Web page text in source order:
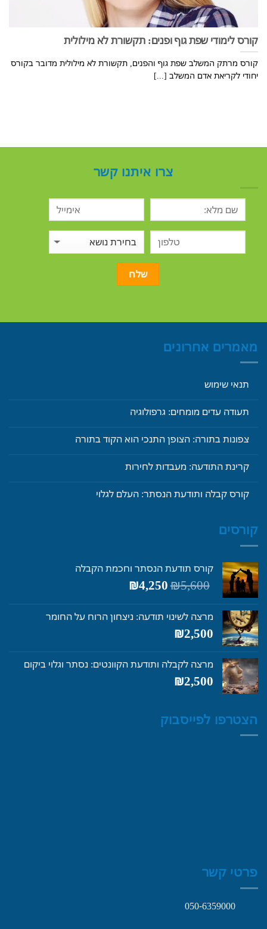
קורס לימודי שפת גוף ופנים: תקשורת לא מילולית
קורס מרתק המשלב שפת גוף והפנים, תקשורת לא מילולית מדובר בקורס
יחודי לקריאת אדם המשלב [...]
צרו איתנו קשר
מאמרים אחרונים
תנאי שימוש
תעודה עדים מומחים: גרפולוגיה
צפונות בתורה: הצופן התנכי הוא הקוד בתורה
קרינת התודעה: מעבדות לחירות
קורס קבלה ותודעת הנסתר: העלם לגלוי
קורסים
קורס תודעת הנסתר וחכמת הקבלה
₪5,600
המחיר
המקורי
₪5,600.
₪4,250
₪4,250.
מרצה לשינוי תודעה: ניצחון הרוח על החומר
₪2,500
מרצה לקבלה ותודעת הקוונטים: נסתר וגלוי ביקום
₪2,500
הצטרפו לפייסבוק
פרטי קשר
050-6359000